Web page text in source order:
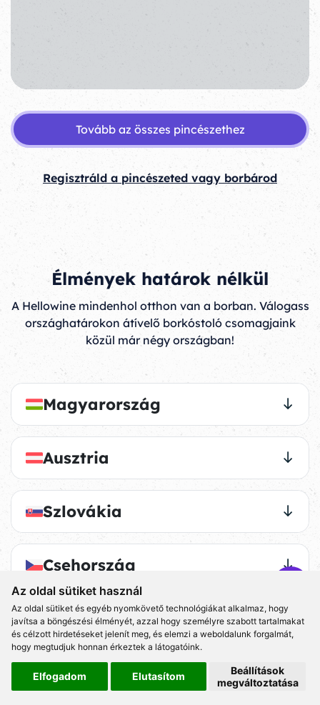
Az oldal sütiket használ
Az oldal sütiket és egyéb nyomkövető technológiákat alkalmaz, hogy
javítsa a böngészési élményét, azzal hogy személyre szabott tartalmakat
és célzott hirdetéseket jelenít meg, és elemzi a weboldalunk forgalmát,
hogy megtudjuk honnan érkeztek a látogatóink.
Elfogadom Elutasítom
Beállítások
megváltoztatása
Tovább az összes pincészethez
Regisztráld a pincészeted vagy borbárod
Élmények határok nélkül
A Hellowine mindenhol otthon van a borban. Válogass
országhatárokon átívelő borkóstoló csomagjaink
közül már négy országban!
Magyarország
Ausztria
Szlovákia
Csehország